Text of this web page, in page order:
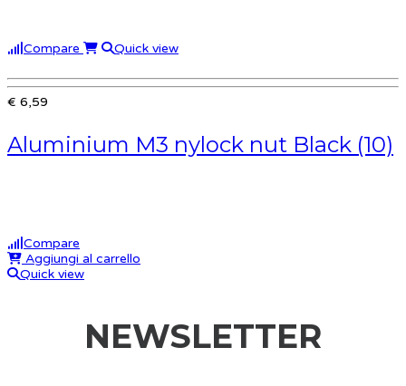
Compare Quick view
€ 6,59
Aluminium M3 nylock nut Black (10)
Compare
Aggiungi al carrello
Quick view
NEWSLETTER